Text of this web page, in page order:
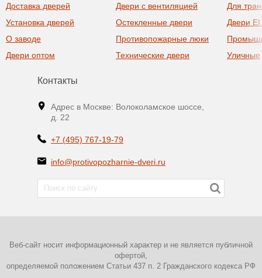
Доставка дверей
Установка дверей
О заводе
Двери оптом
Двери с вентиляцией
Остекленные двери
Противопожарные люки
Технические двери
Для
Двери
Уличные
Контакты
Адрес в Москве: Волоколамское шоссе,
д. 22
+7 (495) 767-19-79
info@protivopozharnie-dveri.ru
Веб-сайт носит информационный характер и не является публичной
офертой,
определяемой положением Статьи 437 п. 2 Гражданского кодекса РФ